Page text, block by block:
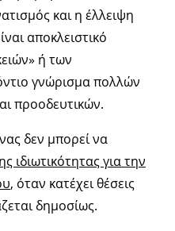
και η έλλειψη
αποκλειστικό
ή των
γνώρισμα πολλών
προοδευτικών.
δεν μπορεί να
ιδιωτικότητας για την
, όταν κατέχει θέσεις
δημοσίως.